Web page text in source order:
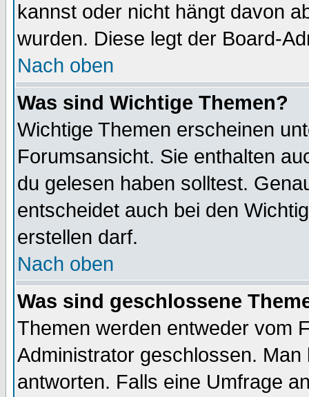
kannst oder nicht hängt davon
wurden. Diese legt der Board-
Nach oben
Was sind Wichtige Themen?
Wichtige Themen erscheinen
Forumsansicht. Sie enthalten
du gelesen haben solltest.
entscheidet auch bei den
erstellen darf.
Nach oben
Was sind geschlossene
Themen werden entweder vom
Administrator geschlossen.
antworten. Falls eine Umfrage